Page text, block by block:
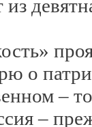
о
–
–